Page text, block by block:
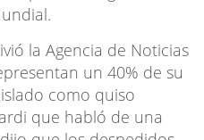
la Agencia de Noticias
un 40% de su
como quiso
que habló de una